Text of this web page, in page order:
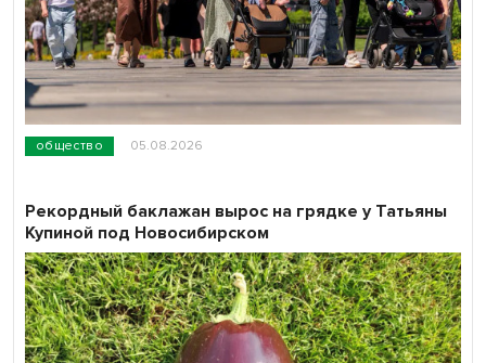
общество 05.08.2026
Рекордный баклажан вырос на грядке у Татьяны
Купиной под Новосибирском